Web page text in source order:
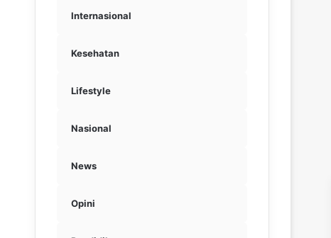
Internasional
Kesehatan
Lifestyle
Nasional
News
Opini